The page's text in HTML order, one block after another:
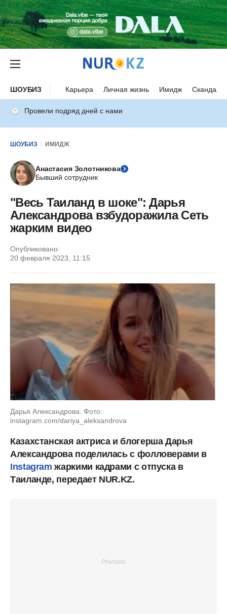
ШОУБИЗ Карьера Личная жизнь Имидж Скандалы
Провели подряд дней с нами
ШОУБИЗ ИМИДЖ
Анастасия Золотникова
Бывший сотрудник
"Весь Таиланд в шоке": Дарья
Александрова взбудоражила Сеть
жарким видео
Опубликовано:
20 февраля 2023, 11:15
Дарья Александрова. Фото:
instagram.com/dariya_aleksandrova
Казахстанская актриса и блогерша Дарья
Александрова поделилась с фолловерами в
Instagram жаркими кадрами с отпуска в
Таиланде, передает NUR.KZ.